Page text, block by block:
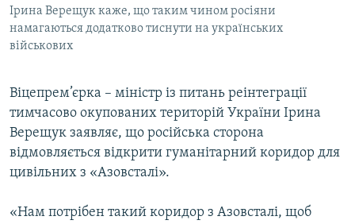
КРИМ РЕАЛІЇ
РУС
КТАТ
ДОЛУЧАЙСЯ!
Ірина Верещук каже, що таким чином росіяни
намагаються додатково тиснути на українських
військових
Віцепрем’єрка – міністр із питань реінтеграції
тимчасово окупованих територій України Ірина
Верещук заявляє, що російська сторона
відмовляється відкрити гуманітарний коридор для
цивільних з «Азовсталі».
«Нам потрібен такий коридор з Азовсталі, щоб